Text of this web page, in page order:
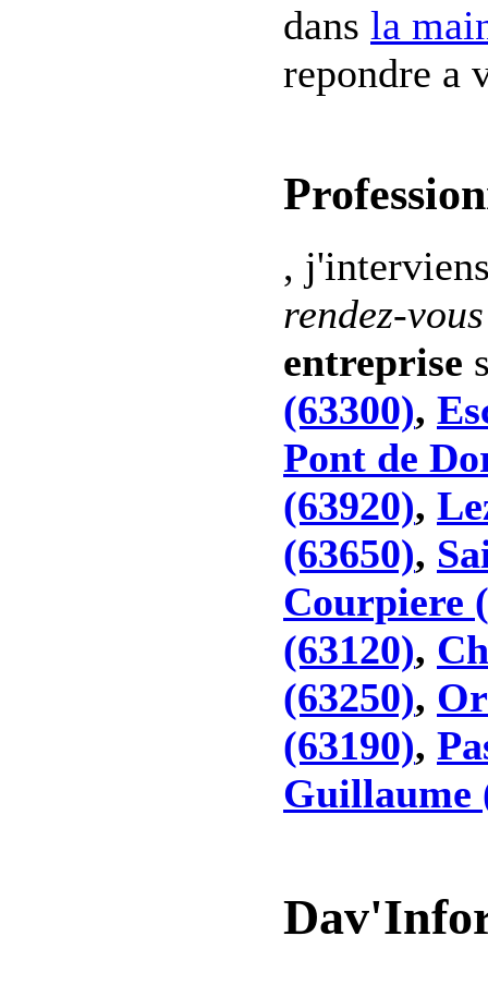
dans la
repondre a
,
rendez-
entreprise
(63300),
Pont de
(63920),
(63650),
Courpiere
(63120),
(63250),
(63190),
Guillaume